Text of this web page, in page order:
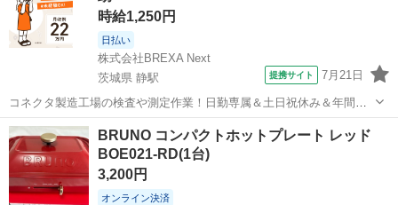
時給1,250円
日払い
株式会社BREXA Next
茨城県 静駅
提携サイト 7月21日
コネクタ製造工場の検査や測定作業！日勤専属＆土日祝休み＆年間休
日128日★クリーンルーム内作業★マイカー通勤OK＆無料駐車場あり
★就業先食堂利用可！日払い制度あり！《茨城県常陸大宮市》 人気の
工場のお仕事 ◇コネクタ製造工...
茨城 常陸大宮市 その他
BRUNO コンパクトホットプレート レッド
BOE021-RD(1台)
3,200円
オンライン決済